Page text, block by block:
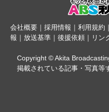
会社概要｜ 採用情報 ｜ 利用規約 ｜
報 ｜ 放送基準 ｜ 後援依頼 ｜ リン
Copyright © Akita
掲載されている記事・写真等